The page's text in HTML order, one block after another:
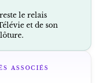
le relais
et de son
ASSOCIÉS